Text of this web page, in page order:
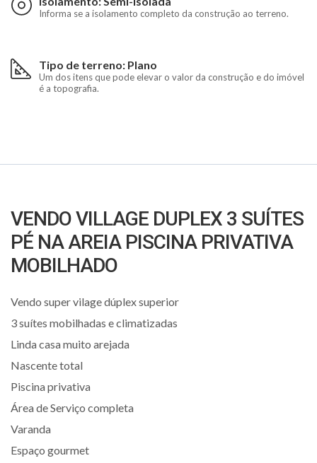
Informa se a isolamento completo da construção ao terreno.
Tipo de terreno: Plano
Um dos itens que pode elevar o valor da construção e do imóvel
é a topografia.
VENDO VILLAGE DUPLEX 3 SUÍTES
PÉ NA AREIA PISCINA PRIVATIVA
MOBILHADO
Vendo super vilage dúplex superior
3 suítes mobilhadas e climatizadas
Linda casa muito arejada
Nascente total
Piscina privativa
Área de Serviço completa
Varanda
Espaço gourmet